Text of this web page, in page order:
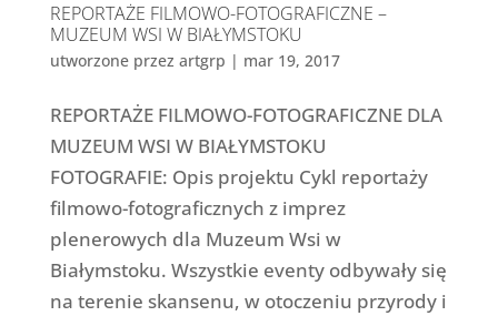
REPORTAŻE FILMOWO-FOTOGRAFICZNE –
MUZEUM WSI W BIAŁYMSTOKU
utworzone przez artgrp | mar 19, 2017
REPORTAŻE FILMOWO-FOTOGRAFICZNE DLA
MUZEUM WSI W BIAŁYMSTOKU
FOTOGRAFIE: Opis projektu Cykl reportaży
filmowo-fotograficznych z imprez
plenerowych dla Muzeum Wsi w
Białymstoku. Wszystkie eventy odbywały się
na terenie skansenu, w otoczeniu przyrody i